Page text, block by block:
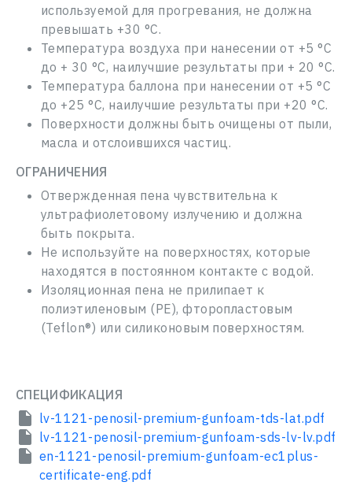
используемой для прогревания, не должна
превышать +30 °C.
Температура воздуха при нанесении от +5 °C
до + 30 °C, наилучшие результаты при + 20 °C.
Температура баллона при нанесении от +5 °C
до +25 °C, наилучшие результаты при +20 °C.
Поверхности должны быть очищены от пыли,
масла и отслоившихся частиц.
ОГРАНИЧЕНИЯ
Отвержденная пена чувствительна к
ультрафиолетовому излучению и должна
быть покрыта.
Не используйте на поверхностях, которые
находятся в постоянном контакте с водой.
Изоляционная пена не прилипает к
полиэтиленовым (PE), фторопластовым
(Teflon®) или силиконовым поверхностям.
СПЕЦИФИКАЦИЯ
lv-1121-penosil-premium-gunfoam-tds-lat.pdf
lv-1121-penosil-premium-gunfoam-sds-lv-lv.pdf
en-1121-penosil-premium-gunfoam-ec1plus-
certificate-eng.pdf